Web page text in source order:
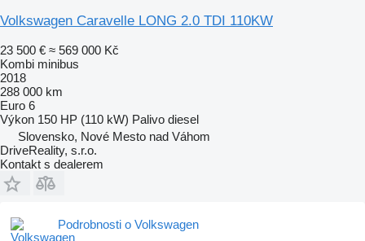
Volkswagen Caravelle LONG 2.0 TDI 110KW
23 500 € ≈ 569 000 Kč
Kombi minibus
2018
288 000 km
Euro 6
Výkon 150 HP (110 kW) Palivo diesel
Slovensko, Nové Mesto nad Váhom
DriveReality, s.r.o.
Kontakt s dealerem
Podrobnosti o Volkswagen